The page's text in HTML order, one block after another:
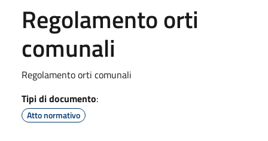
Regolamento orti
comunali
Regolamento orti comunali
Tipi di documento:
Atto normativo